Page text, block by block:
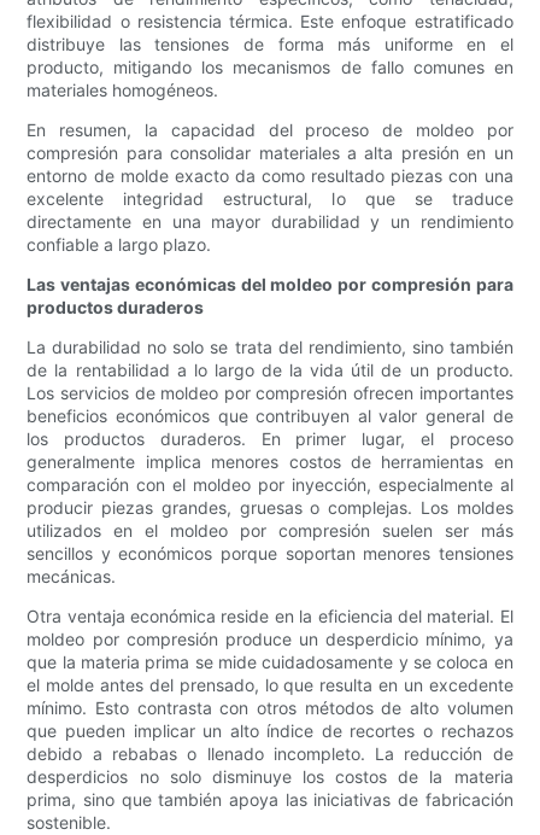
flexibilidad o resistencia térmica. Este enfoque estratificado
distribuye las tensiones de forma más uniforme en el
producto, mitigando los mecanismos de fallo comunes en
materiales homogéneos.
En resumen, la capacidad del proceso de moldeo por
compresión para consolidar materiales a alta presión en un
entorno de molde exacto da como resultado piezas con una
excelente integridad estructural, lo que se traduce
directamente en una mayor durabilidad y un rendimiento
confiable a largo plazo.
Las ventajas económicas del moldeo por compresión para
productos duraderos
La durabilidad no solo se trata del rendimiento, sino también
de la rentabilidad a lo largo de la vida útil de un producto.
Los servicios de moldeo por compresión ofrecen importantes
beneficios económicos que contribuyen al valor general de
los productos duraderos. En primer lugar, el proceso
generalmente implica menores costos de herramientas en
comparación con el moldeo por inyección, especialmente al
producir piezas grandes, gruesas o complejas. Los moldes
utilizados en el moldeo por compresión suelen ser más
sencillos y económicos porque soportan menores tensiones
mecánicas.
Otra ventaja económica reside en la eficiencia del material. El
moldeo por compresión produce un desperdicio mínimo, ya
que la materia prima se mide cuidadosamente y se coloca en
el molde antes del prensado, lo que resulta en un excedente
mínimo. Esto contrasta con otros métodos de alto volumen
que pueden implicar un alto índice de recortes o rechazos
debido a rebabas o llenado incompleto. La reducción de
desperdicios no solo disminuye los costos de la materia
prima, sino que también apoya las iniciativas de fabricación
sostenible.